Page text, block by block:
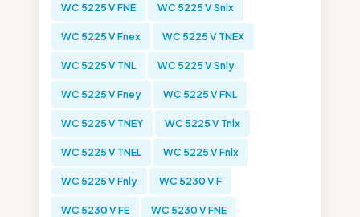
WC 5225 V FNE WC 5225 V Snlx
WC 5225 V Fnex WC 5225 V TNEX
WC 5225 V TNL WC 5225 V Snly
WC 5225 V Fney WC 5225 V FNL
WC 5225 V TNEY WC 5225 V Tnlx
WC 5225 V TNEL WC 5225 V Fnlx
WC 5225 V Fnly WC 5230 V F
WC 5230 V FE WC 5230 V FNE